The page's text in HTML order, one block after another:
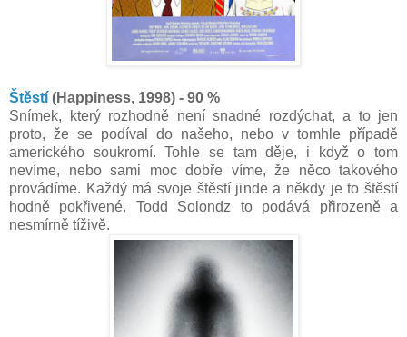
Štěstí (Happiness, 1998) - 90 %
Snímek, který rozhodně není snadné rozdýchat, a to jen
proto, že se podíval do našeho, nebo v tomhle případě
amerického soukromí. Tohle se tam děje, i když o tom
nevíme, nebo sami moc dobře víme, že něco takového
provádíme. Každý má svoje štěstí jinde a někdy je to štěstí
hodně pokřivené. Todd Solondz to podává přirozeně a
nesmírně tíživě.